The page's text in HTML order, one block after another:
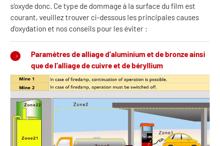
s’oxyde donc. Ce type de dommage à la surface du film est
courant, veuillez trouver ci-dessous les principales causes
d’oxydation et nos conseils pour les éviter :
Paramètres de alliage d’aluminium et de bronze ainsi
que de l’alliage de cuivre et de béryllium